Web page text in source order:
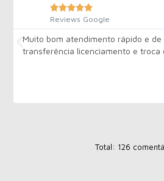

Reviews Google
Muito bom atendimento rápido e
transferência licenciamento e troca
Total: 126